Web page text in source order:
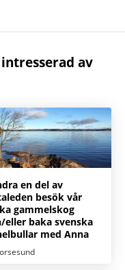
av
en del av
besök vår
gammelskog
eller baka svenska
med Anna